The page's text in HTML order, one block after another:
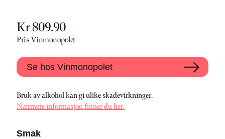
Kr 809.90
Pris Vinmonopolet
Se hos Vinmonopolet
Bruk av alkohol kan gi ulike skadevirkninger.
Nærmere informasjon finner du her.
Smak